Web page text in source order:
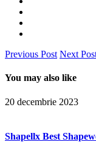
Previous Post Next
You may also like
20 decembrie 2023
Shapellx Best